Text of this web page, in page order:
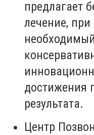
предлагает
лечение, при
достижения
результата.
Центр